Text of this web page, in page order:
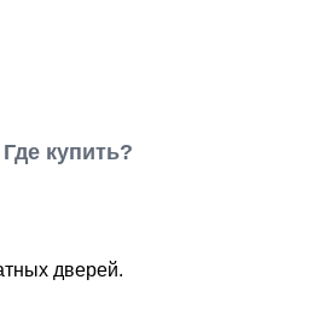
Где купить?
дверей.